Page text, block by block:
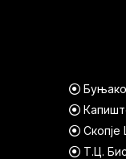
Скопје
Т.Ц.